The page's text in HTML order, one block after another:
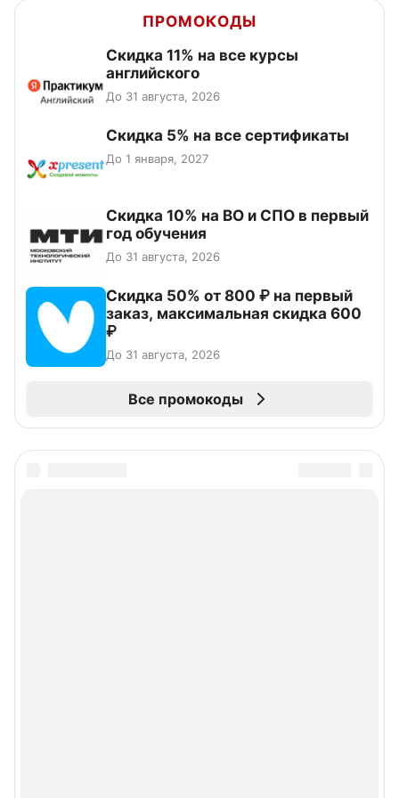
ПРОМОКОДЫ
Скидка 11% на все курсы
английского
До 31 августа, 2026
Скидка 5% на все сертификаты
До 1 января, 2027
Скидка 10% на ВО и СПО в первый
год обучения
До 31 августа, 2026
Скидка 50% от 800 ₽ на первый
заказ, максимальная скидка 600
₽
До 31 августа, 2026
Все промокоды